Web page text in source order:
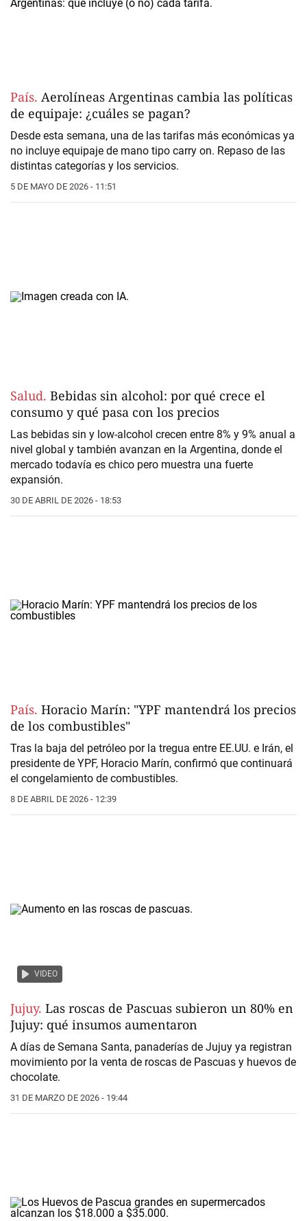
País. Aerolíneas Argentinas cambia las políticas
de equipaje: ¿cuáles se pagan?
Desde esta semana, una de las tarifas más económicas ya
no incluye equipaje de mano tipo carry on. Repaso de las
distintas categorías y los servicios.
5 DE MAYO DE 2026 - 11:51
Salud. Bebidas sin alcohol: por qué crece el
consumo y qué pasa con los precios
Las bebidas sin y low-alcohol crecen entre 8% y 9% anual a
nivel global y también avanzan en la Argentina, donde el
mercado todavía es chico pero muestra una fuerte
expansión.
30 DE ABRIL DE 2026 - 18:53
País. Horacio Marín: "YPF mantendrá los precios
de los combustibles"
Tras la baja del petróleo por la tregua entre EE.UU. e Irán, el
presidente de YPF, Horacio Marín, confirmó que continuará
el congelamiento de combustibles.
8 DE ABRIL DE 2026 - 12:39
VIDEO
Jujuy. Las roscas de Pascuas subieron un 80% en
Jujuy: qué insumos aumentaron
A días de Semana Santa, panaderías de Jujuy ya registran
movimiento por la venta de roscas de Pascuas y huevos de
chocolate.
31 DE MARZO DE 2026 - 19:44